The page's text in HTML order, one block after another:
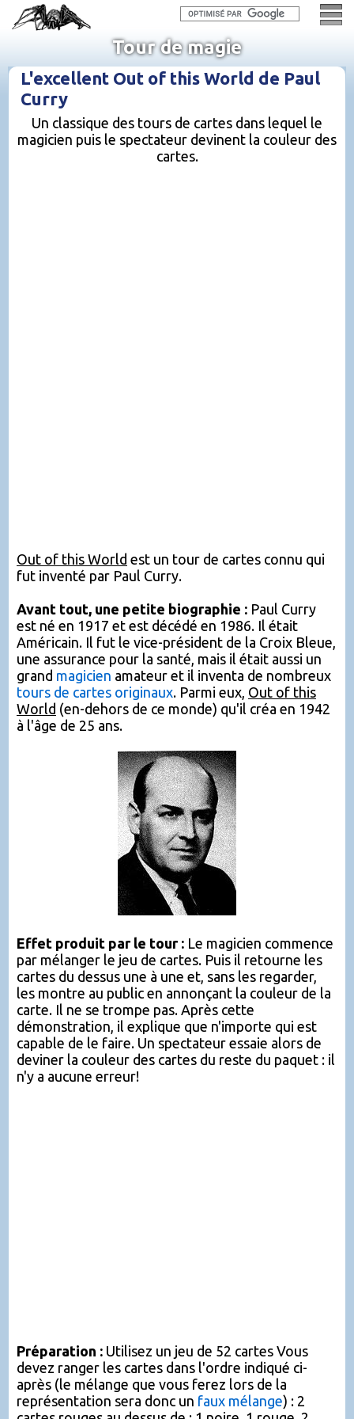
Tour de magie
L'excellent Out of this World de Paul
Curry
Un classique des tours de cartes dans lequel le
magicien puis le spectateur devinent la couleur des
cartes.
Out of this World est un tour de cartes connu qui
fut inventé par Paul Curry.
Avant tout, une petite biographie : Paul Curry
est né en 1917 et est décédé en 1986. Il était
Américain. Il fut le vice-président de la Croix Bleue,
une assurance pour la santé, mais il était aussi un
grand magicien amateur et il inventa de nombreux
tours de cartes originaux. Parmi eux, Out of this
World (en-dehors de ce monde) qu'il créa en 1942
à l'âge de 25 ans.
Effet produit par le tour : Le magicien commence
par mélanger le jeu de cartes. Puis il retourne les
cartes du dessus une à une et, sans les regarder,
les montre au public en annonçant la couleur de la
carte. Il ne se trompe pas. Après cette
démonstration, il explique que n'importe qui est
capable de le faire. Un spectateur essaie alors de
deviner la couleur des cartes du reste du paquet : il
n'y a aucune erreur!
Préparation : Utilisez un jeu de 52 cartes Vous
devez ranger les cartes dans l'ordre indiqué ci-
après (le mélange que vous ferez lors de la
représentation sera donc un faux mélange) : 2